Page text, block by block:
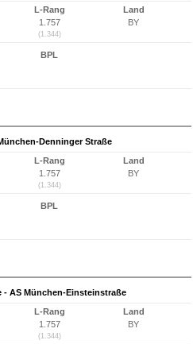
L-Rang
1.757
(1.344)
Land
BY
BPL
Denninger Straße
L-Rang
1.757
(1.344)
Land
BY
BPL
- AS München-Einsteinstraße
L-Rang
1.757
(1.344)
Land
BY